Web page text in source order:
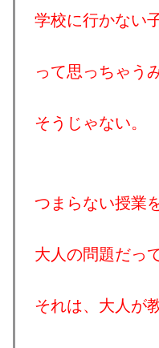
学校に行かない
って思っちゃう
そうじゃない。
つまらない授業
大人の問題だっ
それは、大人が